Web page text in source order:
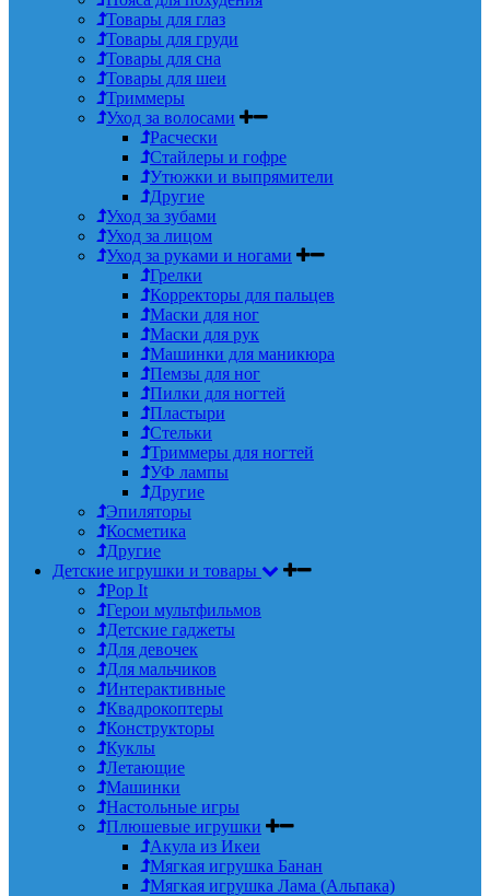
Товары для глаз
Товары для груди
Товары для сна
Товары для шеи
Триммеры
Уход за волосами
Расчески
Стайлеры и гофре
Утюжки и выпрямители
Другие
Уход за зубами
Уход за лицом
Уход за руками и ногами
Грелки
Корректоры для пальцев
Маски для ног
Маски для рук
Машинки для маникюра
Пемзы для ног
Пилки для ногтей
Пластыри
Стельки
Триммеры для ногтей
УФ лампы
Другие
Эпиляторы
Косметика
Другие
Детские игрушки и товары
Pop It
Герои мультфильмов
Детские гаджеты
Для девочек
Для мальчиков
Интерактивные
Квадрокоптеры
Конструкторы
Куклы
Летающие
Машинки
Настольные игры
Плюшевые игрушки
Акула из Икеи
Мягкая игрушка Банан
Мягкая игрушка Лама (Альпака)